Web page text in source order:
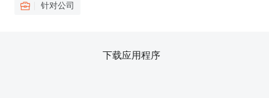
针对公司
下载应用程序